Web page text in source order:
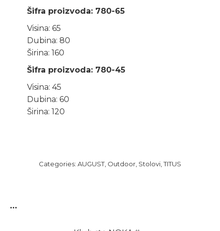
Šifra proizvoda: 780-65
Visina: 65
Dubina: 80
Širina: 160
Šifra proizvoda: 780-45
Visina: 45
Dubina: 60
Širina: 120
Categories: AUGUST, Outdoor Stolovi ,TITUS
...